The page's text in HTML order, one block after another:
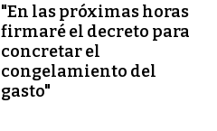
"En las próximas horas
firmaré el decreto para
concretar el
congelamiento del
gasto"